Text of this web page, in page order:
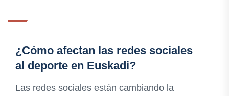
¿Cómo afectan las redes sociales
al deporte en Euskadi?
Las redes sociales están cambiando la